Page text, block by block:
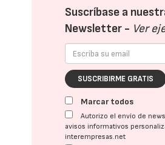
Suscríbase a
Newsletter - Ver
SUSCRIBIRME GRATIS
Marcar todos
Autorizo el envío de
avisos informativos
interempresas.net